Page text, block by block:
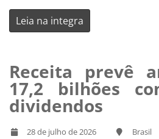
Leia na integra
Receita prevê
17,2 bilhões
dividendos
28 de julho de 2026 Brasil